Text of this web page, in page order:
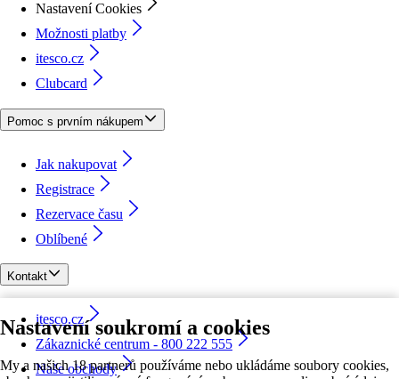
Nastavení soukromí a cookies
My a našich 18 partnerů používáme nebo ukládáme soubory cookies,
Nastavení Cookies
Možnosti platby
itesco.cz
Clubcard
Pomoc s prvním nákupem
Jak nakupovat
Registrace
Rezervace času
Oblíbené
Kontakt
itesco.cz
Zákaznické centrum - 800 222 555
Naše obchody